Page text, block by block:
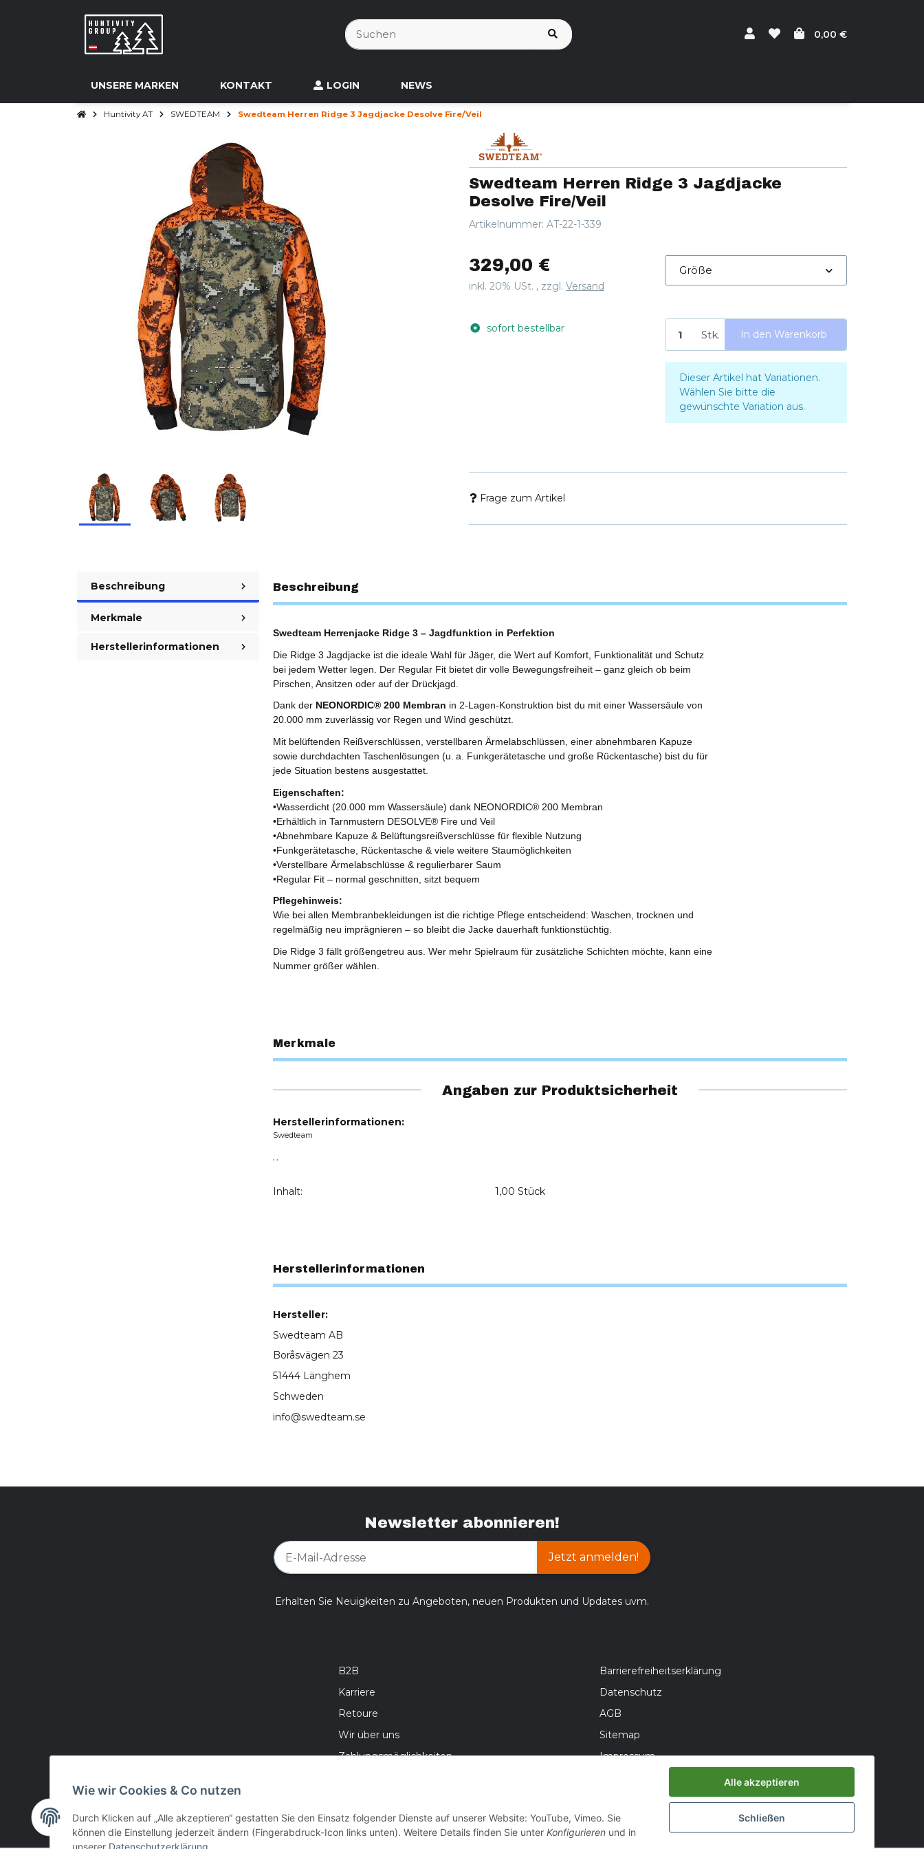
0,00 €
UNSERE MARKEN KONTAKT LOGIN NEWS
Huntivity AT SWEDTEAM Swedteam Herren Ridge 3 Jagdjacke Desolve Fire/Veil
Swedteam Herren Ridge 3 Jagdjacke
Desolve Fire/Veil
Artikelnummer: AT-22-1-339
329,00 €
inkl. 20% USt. , zzgl. Versand
sofort bestellbar
Größe
Stk. In den Warenkorb
xDieser Artikel hat Variationen.
Wählen Sie bitte die
gewünschte Variation aus.
Frage zum Artikel
Beschreibung
Merkmale
Herstellerinformationen
Beschreibung
Swedteam Herrenjacke Ridge 3 – Jagdfunktion in Perfektion
Die Ridge 3 Jagdjacke ist die ideale Wahl für Jäger, die Wert auf Komfort, Funktionalität und Schutz
bei jedem Wetter legen. Der Regular Fit bietet dir volle Bewegungsfreiheit – ganz gleich ob beim
Pirschen, Ansitzen oder auf der Drückjagd.
Dank der NEONORDIC® 200 Membran in 2-Lagen-Konstruktion bist du mit einer Wassersäule von
20.000 mm zuverlässig vor Regen und Wind geschützt.
Mit belüftenden Reißverschlüssen, verstellbaren Ärmelabschlüssen, einer abnehmbaren Kapuze
sowie durchdachten Taschenlösungen (u. a. Funkgerätetasche und große Rückentasche) bist du für
jede Situation bestens ausgestattet.
Eigenschaften:
•Wasserdicht (20.000 mm Wassersäule) dank NEONORDIC® 200 Membran
•Erhältlich in Tarnmustern DESOLVE® Fire und Veil
•Abnehmbare Kapuze & Belüftungsreißverschlüsse für flexible Nutzung
•Funkgerätetasche, Rückentasche & viele weitere Staumöglichkeiten
•Verstellbare Ärmelabschlüsse & regulierbarer Saum
•Regular Fit – normal geschnitten, sitzt bequem
Pflegehinweis:
Wie bei allen Membranbekleidungen ist die richtige Pflege entscheidend: Waschen, trocknen und
regelmäßig neu imprägnieren – so bleibt die Jacke dauerhaft funktionstüchtig.
Die Ridge 3 fällt größengetreu aus. Wer mehr Spielraum für zusätzliche Schichten möchte, kann eine
Nummer größer wählen.
Merkmale
Angaben zur Produktsicherheit
Herstellerinformationen:
Swedteam
, ,
Inhalt: 1,00 Stück
Herstellerinformationen
Hersteller:
Swedteam AB
Boråsvägen 23
51444 Länghem
Schweden
info@swedteam.se
Newsletter abonnieren!
Jetzt anmelden!
Erhalten Sie Neuigkeiten zu Angeboten, neuen Produkten und Updates uvm.
B2B
Karriere
Retoure
Wir über uns
Zahlungsmöglichkeiten
Barrierefreiheitserklärung
Datenschutz
AGB
Sitemap
Impressum
Widerrufsrecht
Wie wir Cookies & Co nutzen
Durch Klicken auf „Alle akzeptieren“ gestatten Sie den Einsatz folgender Dienste auf unserer Website: YouTube, Vimeo. Sie
können die Einstellung jederzeit ändern (Fingerabdruck-Icon links unten). Weitere Details finden Sie unter Konfigurieren und in
unserer Datenschutzerklärung
Alle akzeptieren
Schließen